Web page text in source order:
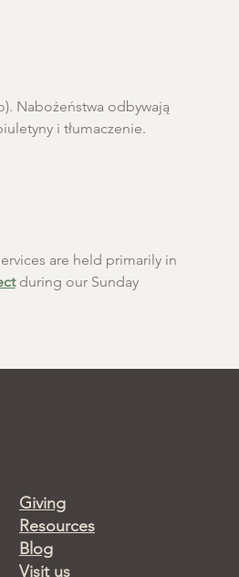
Nabożeństwa odbywają
i tłumaczenie.
are held primarily in
during our Sunday
Giving
Resources
Blog
Visit us